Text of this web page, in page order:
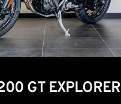
GT EXPLORER